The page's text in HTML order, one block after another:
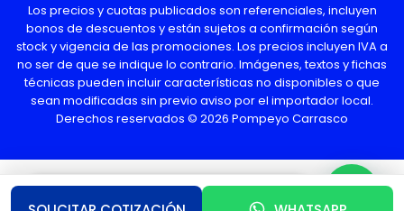
Los precios y cuotas publicados son referenciales, incluyen
bonos de descuentos y están sujetos a confirmación según
stock y vigencia de las promociones. Los precios incluyen IVA a
no ser de que se indique lo contrario. Imágenes, textos y fichas
técnicas pueden incluir características no disponibles o que
sean modificadas sin previo aviso por el importador local.
Derechos reservados © 2026 Pompeyo Carrasco
¿Necesitas Ayuda o mas información?